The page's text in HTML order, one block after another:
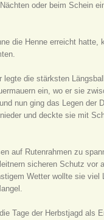
oder beim Schein
die Henne erreicht hatte,
die stärksten
ein, wo er sie
nun ging das Legen der
und deckte sie mit
auf Rutenrahmen zu
sicheren Schutz vor
Wetter wollte sie
Tage der Herbstjagd als